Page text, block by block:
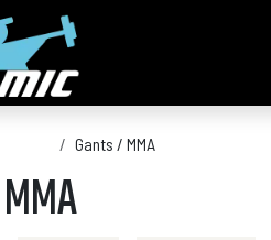
Gants / MMA